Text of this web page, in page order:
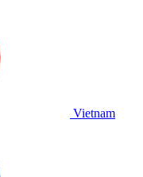
Vietnam